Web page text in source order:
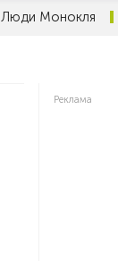
Люди Монокля
Реклама